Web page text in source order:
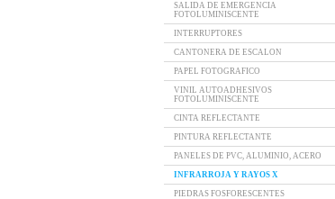
SALIDA DE EMERGENCIA
FOTOLUMINISCENTE
INTERRUPTORES
CANTONERA DE ESCALON
PAPEL FOTOGRAFICO
VINIL AUTOADHESIVOS
FOTOLUMINISCENTE
CINTA REFLECTANTE
PINTURA REFLECTANTE
PANELES DE PVC, ALUMINIO, ACERO
INFRARROJA Y RAYOS X
PIEDRAS FOSFORESCENTES